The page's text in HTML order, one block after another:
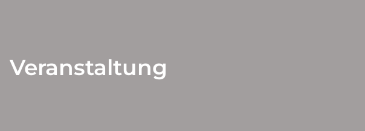
Veranstaltung